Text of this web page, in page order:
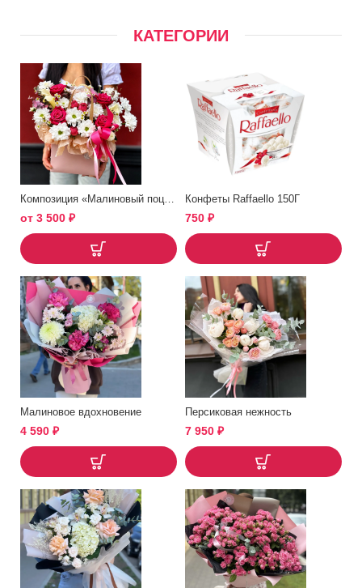
КАТЕГОРИИ
от 3 500 ₽
Конфеты Raffaello 150Г
750 ₽
Малиновое вдохновение
4 590 ₽
Персиковая нежность
7 950 ₽